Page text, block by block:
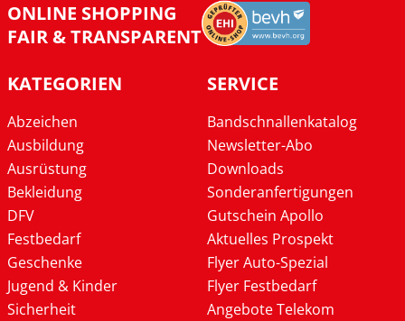
ONLINE SHOPPING
FAIR & TRANSPARENT
KATEGORIEN
Abzeichen
Ausbildung
Ausrüstung
Bekleidung
DFV
Festbedarf
Geschenke
Jugend & Kinder
Sicherheit
SERVICE
Bandschnallenkatalog
Newsletter-Abo
Downloads
Sonderanfertigungen
Gutschein Apollo
Aktuelles Prospekt
Flyer Auto-Spezial
Flyer Festbedarf
Angebote Telekom